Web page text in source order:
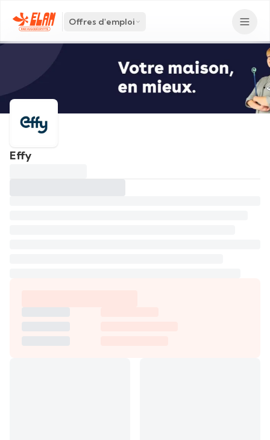
Offres d'emploi
Effy